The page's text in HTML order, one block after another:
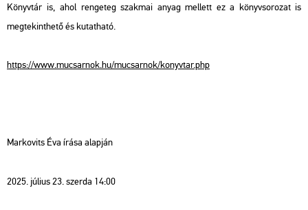
Könyvtár is, ahol rengeteg szakmai anyag mellett ez a könyvsorozat is
megtekinthető és kutatható.
https://www.mucsarnok.hu/mucsarnok/konyvtar.php
Markovits Éva írása alapján
2025. július 23. szerda 14:00